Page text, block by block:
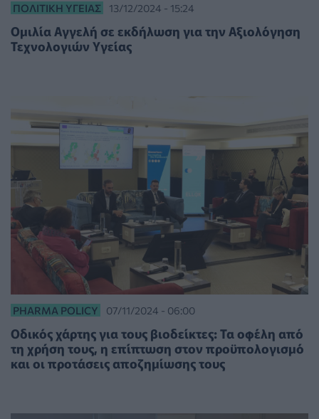
ΠΟΛΙΤΙΚΉ ΥΓΕΊΑΣ 13/12/2024 - 15:24
Ομιλία Αγγελή σε εκδήλωση για την Αξιολόγηση
Τεχνολογιών Υγείας
PHARMA POLICY 07/11/2024 - 06:00
Οδικός χάρτης για τους βιοδείκτες: Τα οφέλη από
τη χρήση τους, η επίπτωση στον προϋπολογισμό
και οι προτάσεις αποζημίωσης τους